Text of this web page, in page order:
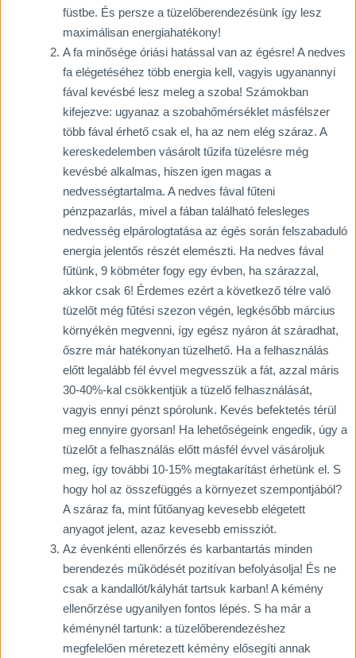
füstbe. És persze a tüzelőberendezésünk így lesz
maximálisan energiahatékony!
A fa minősége óriási hatással van az égésre! A nedves
fa elégetéséhez több energia kell, vagyis ugyanannyi
fával kevésbé lesz meleg a szoba! Számokban
kifejezve: ugyanaz a szobahőmérséklet másfélszer
több fával érhető csak el, ha az nem elég száraz. A
kereskedelemben vásárolt tűzifa tüzelésre még
kevésbé alkalmas, hiszen igen magas a
nedvességtartalma. A nedves fával fűteni
pénzpazarlás, mivel a fában található felesleges
nedvesség elpárologtatása az égés során felszabaduló
energia jelentős részét elemészti. Ha nedves fával
fűtünk, 9 köbméter fogy egy évben, ha szárazzal,
akkor csak 6! Érdemes ezért a következő télre való
tüzelőt még fűtési szezon végén, legkésőbb március
környékén megvenni, így egész nyáron át száradhat,
őszre már hatékonyan tüzelhető. Ha a felhasználás
előtt legalább fél évvel megvesszük a fát, azzal máris
30-40%-kal csökkentjük a tüzelő felhasználását,
vagyis ennyi pénzt spórolunk. Kevés befektetés térül
meg ennyire gyorsan! Ha lehetőségeink engedik, úgy a
tüzelőt a felhasználás előtt másfél évvel vásároljuk
meg, így további 10-15% megtakarítást érhetünk el. S
hogy hol az összefüggés a környezet szempontjából?
A száraz fa, mint fűtőanyag kevesebb elégetett
anyagot jelent, azaz kevesebb emissziót.
Az évenkénti ellenőrzés és karbantartás minden
berendezés működését pozitívan befolyásolja! És ne
csak a kandallót/kályhát tartsuk karban! A kémény
ellenőrzése ugyanilyen fontos lépés. S ha már a
kéménynél tartunk: a tüzelőberendezéshez
megfelelően méretezett kémény elősegíti annak